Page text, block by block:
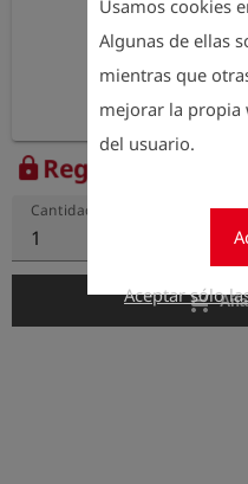
Usamos cookies
Algunas de ellas
mientras que
mejorar la propia
del usuario.
Aceptar sólo
lockRegístrese para
Cantidad
1
add_shopping_cart